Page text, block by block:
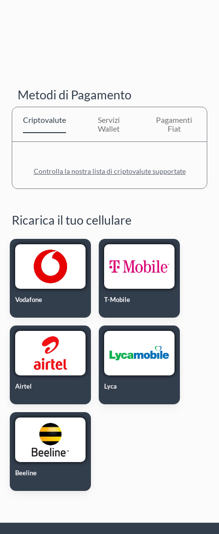
Metodi di Pagamento
Criptovalute
Servizi
Wallet
Pagamenti
Fiat
Controlla la nostra lista di criptovalute supportate
Ricarica il tuo cellulare
Vodafone T-Mobile
Airtel Lyca
Beeline